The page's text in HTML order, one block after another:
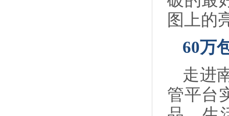
图上的
60万
走进
管平台